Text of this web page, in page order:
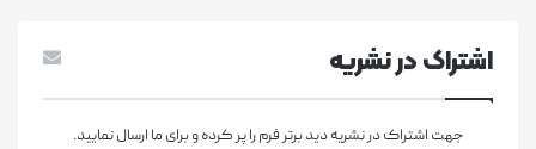
اشتراک در نشريه
جهت اشتراک در نشریه دید برتر فرم را پر کرده و برای ما ارسال نمایید.